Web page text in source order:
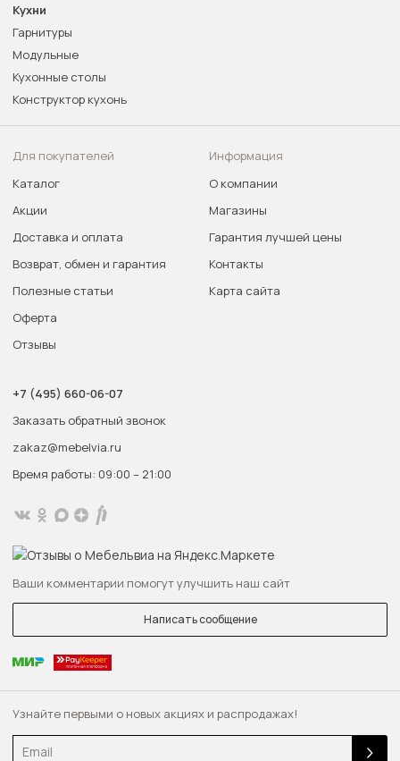
Узнайте первыми о новых акциях и распродажах!
Кухни
Гарнитуры
Модульные
Кухонные столы
Конструктор кухонь
Для покупателей
Каталог
Акции
Доставка и оплата
Возврат, обмен и гарантия
Полезные статьи
Оферта
Отзывы
Информация
О компании
Магазины
Гарантия лучшей цены
Контакты
Карта сайта
+7 (495) 660-06-07
Заказать обратный звонок
zakaz@mebelvia.ru
Время работы: 09:00 – 21:00
Ваши комментарии помогут улучшить наш сайт
Написать сообщение